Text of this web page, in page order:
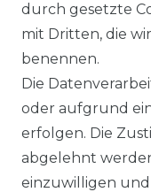
Unsere
durch gesetzte
mit Dritten, die
benennen.
Die
oder aufgrund
erfolgen. Die
abgelehnt
einzuwilligen